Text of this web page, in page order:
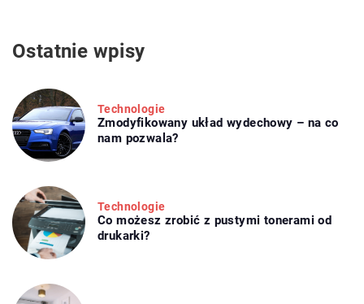
Ostatnie wpisy
Technologie
Zmodyfikowany układ wydechowy – na co
nam pozwala?
Technologie
Co możesz zrobić z pustymi tonerami od
drukarki?